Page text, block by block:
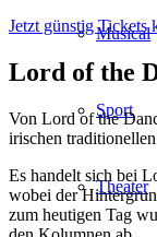
Musical
Sport
Theater
Jetzt günstig Tickets
Lord of the
Von Lord of the
irischen
Es handelt sich bei
wobei der
zum heutigen Tag